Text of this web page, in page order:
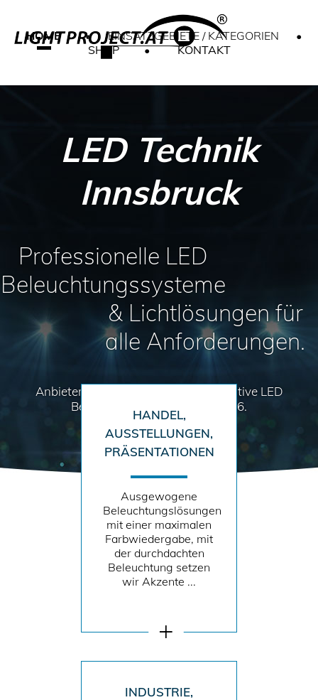
HOME • EINSATZGEBIETE / KATEGORIEN
•
SHOP
• KONTAKT
LED Technik
Innsbruck
Professionelle LED
Beleuchtungssysteme
& Lichtlösungen für
alle Anforderungen.
Anbieter für hochwertige und innovative LED
Beleuchtungssysteme seit 2006.
HANDEL,
AUSSTELLUNGEN,
PRÄSENTATIONEN
Ausgewogene
Beleuchtungslösungen
mit einer maximalen
Farbwiedergabe, mit
der durchdachten
Beleuchtung setzen
wir Akzente ...
INDUSTRIE,